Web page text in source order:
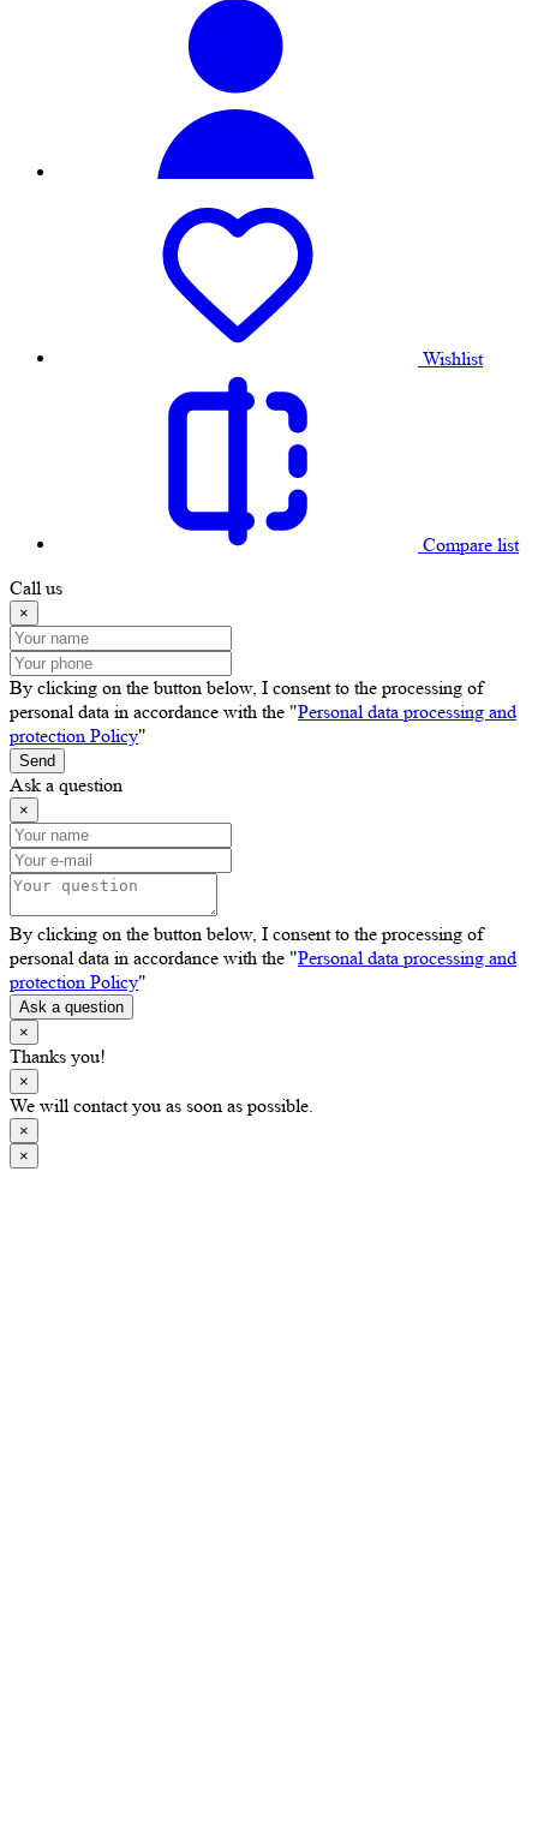
Wishlist
Compare list
Call us
×
By clicking on the button below, I consent to the processing of
personal data in accordance with the "Personal data processing and
protection Policy"
Send
Ask a question
×
By clicking on the button below, I consent to the processing of
personal data in accordance with the "Personal data processing and
protection Policy"
Ask a question
×
Thanks you!
×
We will contact you as soon as possible.
×
×